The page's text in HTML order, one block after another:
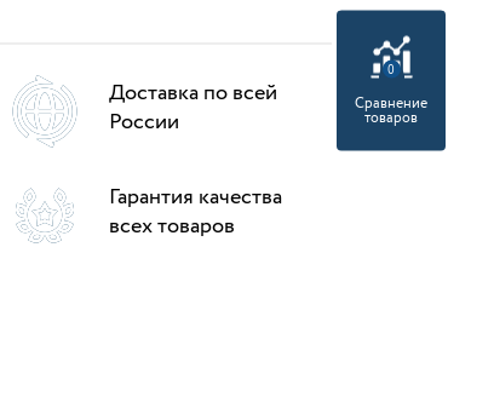
Доставка по всей
России
Гарантия качества
всех товаров
0
Сравнение
товаров